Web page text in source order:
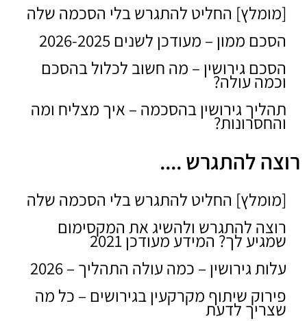
[מומלץ] החליט להתגרש בלי הסכמה שלה
הסכם ממון – מעודכן לשנים 2026-2025
הסכם גירושין – מה חשוב לכלול בהסכם
וכמה עולה?
תהליך גירושין בהסכמה – איך מצליח ומה
והחסרונות?
רוצה להתגרש ....
[מומלץ] החליט להתגרש בלי הסכמה שלה
רוצה להתגרש ולהשיג את המקסימום
שמגיע לך? המידע מעודכן 2021
עלות גירושין – כמה עולה התהליך – 2026
פירוק שיתוף מקרקעין בגירושים – כל מה
שצריך לדעת